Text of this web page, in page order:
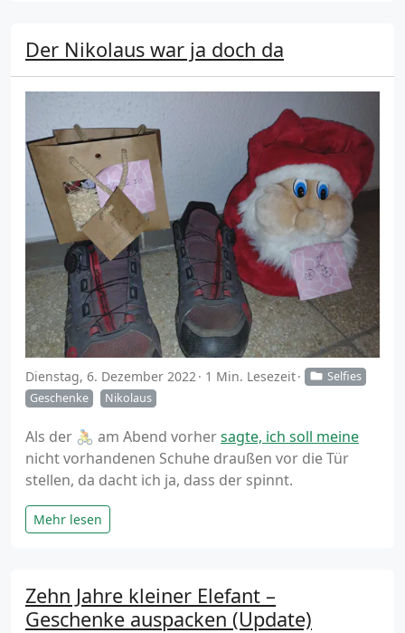
Der Nikolaus war ja doch da
Dienstag, 6. Dezember 2022 1 Min. Lesezeit
Selfies
Geschenke
Nikolaus
Als der 🚴 am Abend vorhersagte, ich soll meine
nicht vorhandenen Schuhe draußen vor die Tür
stellen, da dacht ich ja, dass der spinnt.
Mehr lesen
Zehn Jahre kleiner Elefant –
Geschenke auspacken (Update)